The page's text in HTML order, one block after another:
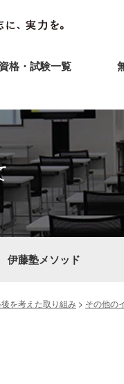
資格・試験一覧
伊藤塾メソッド
を考えた取り組み > その他の